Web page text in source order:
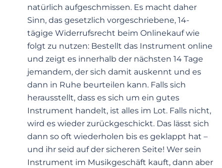
natürlich aufgeschmissen. Es macht daher
Sinn, das gesetzlich vorgeschriebene, 14-
tägige Widerrufsrecht beim Onlinekauf wie
folgt zu nutzen: Bestellt das Instrument online
und zeigt es innerhalb der nächsten 14 Tage
jemandem, der sich damit auskennt und es
dann in Ruhe beurteilen kann. Falls sich
herausstellt, dass es sich um ein gutes
Instrument handelt, ist alles im Lot. Falls nicht,
wird es wieder zurückgeschickt. Das lässt sich
dann so oft wiederholen bis es geklappt hat –
und ihr seid auf der sicheren Seite! Wer sein
Instrument im Musikgeschäft kauft, dann aber